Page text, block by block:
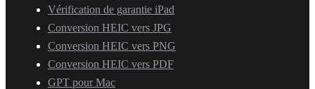
Vérification de garantie iPad
Conversion HEIC vers JPG
Conversion HEIC vers PNG
Conversion HEIC vers PDF
GPT pour Mac